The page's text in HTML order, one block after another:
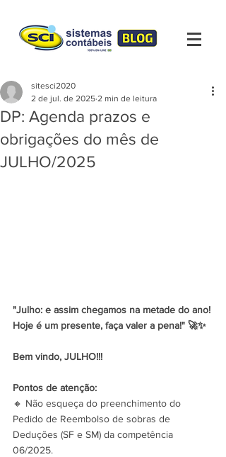
DP: Agenda prazos e
obrigações do mês de
JULHO/2025
sitesci2020
2 de jul. de 2025 2 min de leitura
"Julho: e assim chegamos na metade do ano!
Hoje é um presente, faça valer a pena!" 🚀✨
Bem vindo, JULHO!!!
Pontos de atenção:
🔸 Não esqueça do preenchimento do
Pedido de Reembolso de sobras de
Deduções (SF e SM) da competência
06/2025.